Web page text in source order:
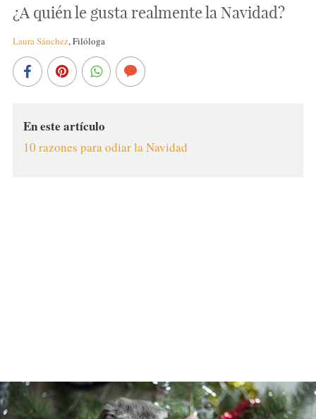
¿A quién le gusta realmente la Navidad?
Laura Sánchez,Filóloga
En este artículo
10 razones para odiar la Navidad